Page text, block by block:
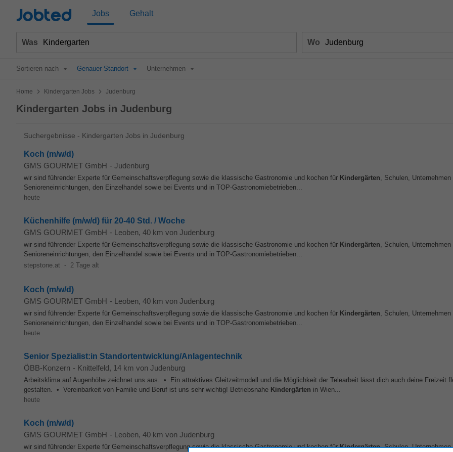
Jobted Jobs Gehalt
Was Wo
Sortieren nach Genauer Standort Unternehmen
Home > Kindergarten Jobs > Judenburg
Kindergarten Jobs in Judenburg
Suchergebnisse - Kindergarten Jobs in Judenburg
Koch (m/w/d)
GMS GOURMET GmbH - Judenburg
wir sind führender Experte für Gemeinschaftsverpflegung sowie die klassische Gastronomie und kochen für Kindergärten, Schulen, Unternehmen
Senioreneinrichtungen, den Einzelhandel sowie bei Events und in TOP-Gastronomiebetrieben...
heute
Küchenhilfe (m/w/d) für 20-40 Std. / Woche
GMS GOURMET GmbH - Leoben, 40 km von Judenburg
wir sind führender Experte für Gemeinschaftsverpflegung sowie die klassische Gastronomie und kochen für Kindergärten, Schulen, Unternehmen
Senioreneinrichtungen, den Einzelhandel sowie bei Events und in TOP-Gastronomiebetrieben...
stepstone.at - 2 Tage alt
Koch (m/w/d)
GMS GOURMET GmbH - Leoben, 40 km von Judenburg
wir sind führender Experte für Gemeinschaftsverpflegung sowie die klassische Gastronomie und kochen für Kindergärten, Schulen, Unternehmen
Senioreneinrichtungen, den Einzelhandel sowie bei Events und in TOP-Gastronomiebetrieben...
heute
Senior Spezialist:in Standortentwicklung/Anlagentechnik
ÖBB-Konzern - Knittelfeld, 14 km von Judenburg
Arbeitsklima auf Augenhöhe zeichnet uns aus. • Ein attraktives Gleitzeitmodell und die Möglichkeit der Telearbeit lässt dich auch deine Freizeit
gestalten. • Vereinbarkeit von Familie und Beruf ist uns sehr wichtig! Betriebsnahe Kindergärten in Wien...
heute
Koch (m/w/d)
GMS GOURMET GmbH - Leoben, 40 km von Judenburg
wir sind führender Experte für Gemeinschaftsverpflegung sowie die klassische Gastronomie und kochen fürKindergärten, Schulen, Unternehmen